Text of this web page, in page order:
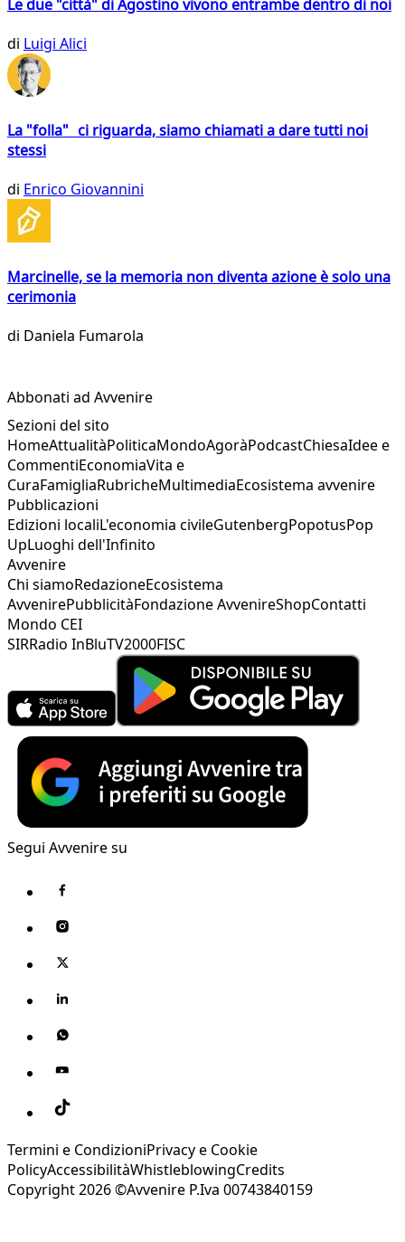
Le due "città" di Agostino vivono entrambe dentro di noi
di Luigi Alici
La "folla" ci riguarda, siamo chiamati a dare tutti noi
stessi
di Enrico Giovannini
Marcinelle, se la memoria non diventa azione è solo una
cerimonia
di Daniela Fumarola
Abbonati ad Avvenire
Sezioni del sito
HomeAttualitàPoliticaMondoAgoràPodcastChiesaIdee e
CommentiEconomiaVita e
CuraFamigliaRubricheMultimediaEcosistema avvenire
Pubblicazioni
Edizioni localiL'economia civileGutenbergPopotusPop
UpLuoghi dell'Infinito
Avvenire
Chi siamoRedazioneEcosistema
AvvenirePubblicitàFondazione AvvenireShopContatti
Mondo CEI
SIRRadio InBluTV2000FISC
Segui Avvenire su
Termini e CondizioniPrivacy e Cookie
PolicyAccessibilitàWhistleblowingCredits
Copyright 2026 ©Avvenire P.Iva 00743840159